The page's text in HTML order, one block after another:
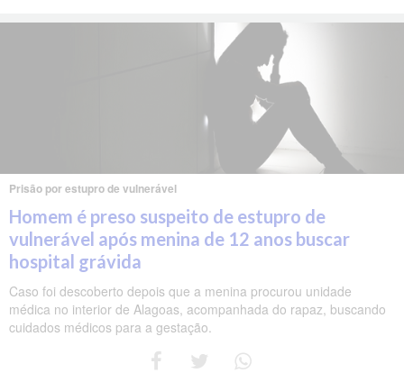
Prisão por estupro de vulnerável
Homem é preso suspeito de estupro de
vulnerável após menina de 12 anos buscar
hospital grávida
Caso foi descoberto depois que a menina procurou unidade
médica no interior de Alagoas, acompanhada do rapaz, buscando
cuidados médicos para a gestação.